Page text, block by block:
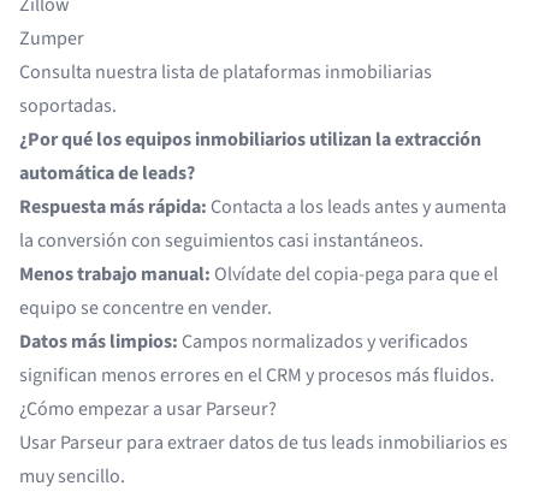
Zumper
Consulta nuestra lista de plataformas inmobiliarias
soportadas.
¿Por qué los equipos inmobiliarios utilizan la extracción
automática de leads?
Respuesta más rápida: Contacta a los leads antes y aumenta
la conversión con seguimientos casi instantáneos.
Menos trabajo manual: Olvídate del copia-pega para que el
equipo se concentre en vender.
Datos más limpios: Campos normalizados y verificados
significan menos errores en el CRM y procesos más fluidos.
¿Cómo empezar a usar Parseur?
Usar Parseur para extraer datos de tus leads inmobiliarios es
muy sencillo.